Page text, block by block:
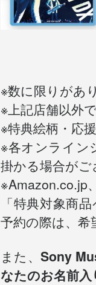
※数に限りがあ
※上記店舗以外
※特典絵柄・応
※各オンライン
掛かる場合が
※Amazon.co.jp
「特典対象商
予約の際は、
また、 Sony
なたのお名前